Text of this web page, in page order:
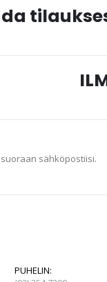
sähköpostiisi.
PUHELIN: